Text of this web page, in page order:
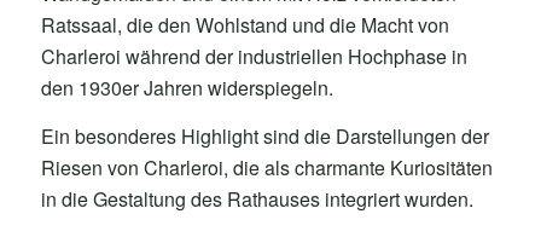
Ratssaal, die den Wohlstand und die Macht von
Charleroi während der industriellen Hochphase in
den 1930er Jahren widerspiegeln.
Ein besonderes Highlight sind die Darstellungen der
Riesen von Charleroi, die als charmante Kuriositäten
in die Gestaltung des Rathauses integriert wurden.